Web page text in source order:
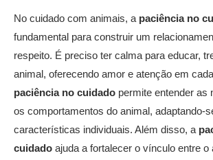
No cuidado com animais, a paciência no
fundamental para construir um
respeito. É preciso ter calma para educar,
animal, oferecendo amor e atenção em
paciência no cuidado permite entender as
os comportamentos do animal, adaptando-
características individuais. Além disso, a
cuidado ajuda a fortalecer o vínculo entre o